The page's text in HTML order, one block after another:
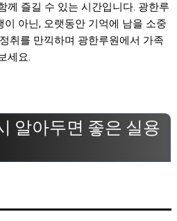
께 즐길 수 있는 시간입니다. 광한루
아닌, 오랫동안 기억에 남을 소중
취를 만끽하며 광한루원에서 가족
세요.
알아두면 좋은 실용